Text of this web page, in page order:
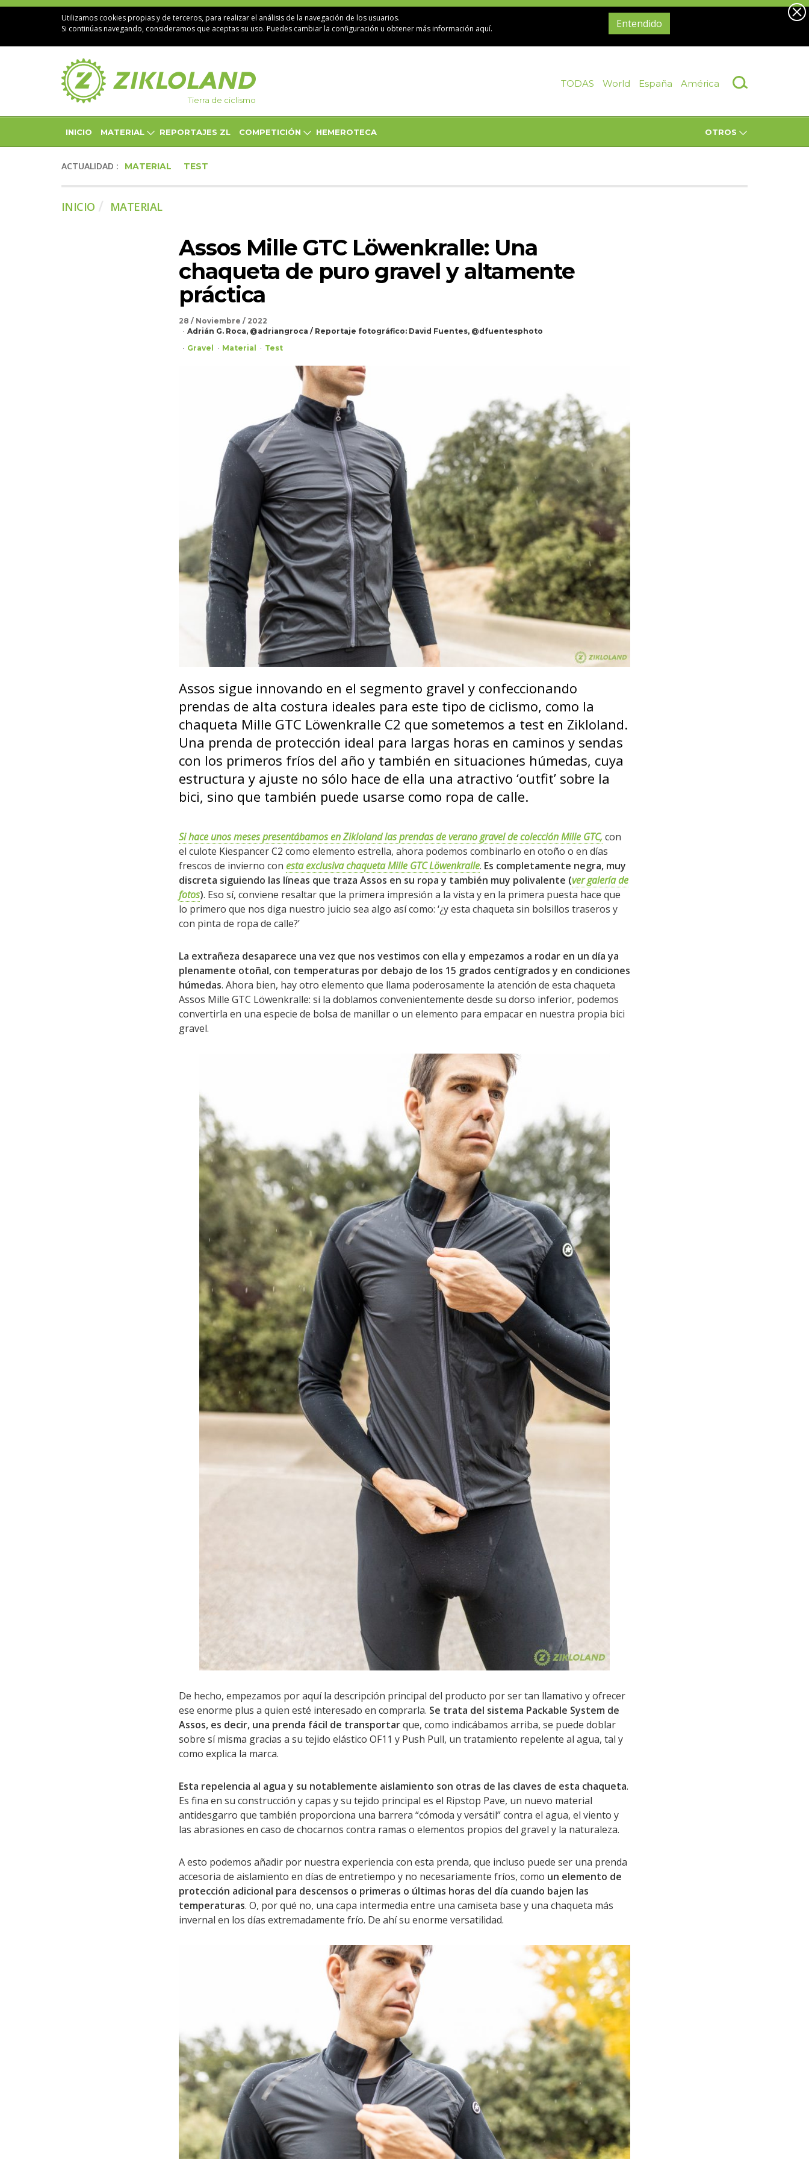
Utilizamos cookies propias y de terceros, para realizar el análisis de la navegación de los usuarios.
Si continúas navegando, consideramos que aceptas su uso. Puedes cambiar la configuración u obtenermás información aquí. Entendido
Tierra de ciclismo
TODAS World España América
INICIO MATERIAL REPORTAJES ZL COMPETICIÓN HEMEROTECA OTROS
ACTUALIDAD : MATERIAL TEST
INICIO MATERIAL
Assos Mille GTC Löwenkralle: Una
chaqueta de puro gravel y altamente
práctica
28 / Noviembre / 2022
Adrián G. Roca, @adriangroca / Reportaje fotográfico: David Fuentes, @dfuentesphoto
Gravel
Material Test
Assos sigue innovando en el segmento gravel y confeccionando
prendas de alta costura ideales para este tipo de ciclismo, como la
chaqueta Mille GTC Löwenkralle C2 que sometemos a test en Zikloland.
Una prenda de protección ideal para largas horas en caminos y sendas
con los primeros fríos del año y también en situaciones húmedas, cuya
estructura y ajuste no sólo hace de ella una atractivo ‘outfit’ sobre la
bici, sino que también puede usarse como ropa de calle.
Si hace unos meses presentábamos en Zikloland las prendas de verano gravel de colección Mille GTC, con
el culote Kiespancer C2 como elemento estrella, ahora podemos combinarlo en otoño o en días
frescos de invierno con esta exclusiva chaqueta Mille GTC Löwenkralle. Es completamente negra, muy
discreta siguiendo las líneas que traza Assos en su ropa y también muy polivalente (ver galería de
fotos). Eso sí, conviene resaltar que la primera impresión a la vista y en la primera puesta hace que
lo primero que nos diga nuestro juicio sea algo así como: ‘¿y esta chaqueta sin bolsillos traseros y
con pinta de ropa de calle?’
La extrañeza desaparece una vez que nos vestimos con ella y empezamos a rodar en un día ya
plenamente otoñal, con temperaturas por debajo de los 15 grados centígrados y en condiciones
húmedas. Ahora bien, hay otro elemento que llama poderosamente la atención de esta chaqueta
Assos Mille GTC Löwenkralle: si la doblamos convenientemente desde su dorso inferior, podemos
convertirla en una especie de bolsa de manillar o un elemento para empacar en nuestra propia bici
gravel.
De hecho, empezamos por aquí la descripción principal del producto por ser tan llamativo y ofrecer
ese enorme plus a quien esté interesado en comprarla. Se trata del sistema Packable System de
Assos, es decir, una prenda fácil de transportarque, como indicábamos arriba, se puede doblar
sobre sí misma gracias a su tejido elástico OF11 y Push Pull, un tratamiento repelente al agua, tal y
como explica la marca.
Esta repelencia al agua y su notablemente aislamiento son otras de las claves de esta chaqueta.
Es fina en su construcción y capas y su tejido principal es el Ripstop Pave, un nuevo material
antidesgarro que también proporciona una barrera “cómoda y versátil” contra el agua, el viento y
las abrasiones en caso de chocarnos contra ramas o elementos propios del gravel y la naturaleza.
A esto podemos añadir por nuestra experiencia con esta prenda, que incluso puede ser una prenda
accesoria de aislamiento en días de entretiempo y no necesariamente fríos, como un elemento de
protección adicional para descensos o primeras o últimas horas del día cuando bajen las
temperaturas. O, por qué no, una capa intermedia entre una camiseta base y una chaqueta más
invernal en los días extremadamente frío. De ahí su enorme versatilidad.